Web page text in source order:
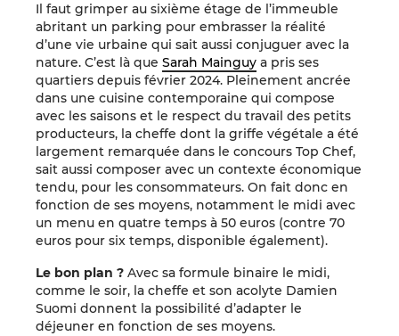
Il faut grimper au sixième étage de l’immeuble
abritant un parking pour embrasser la réalité
d’une vie urbaine qui sait aussi conjuguer avec la
nature. C’est là que Sarah Mainguy a pris ses
quartiers depuis février 2024. Pleinement ancrée
dans une cuisine contemporaine qui compose
avec les saisons et le respect du travail des petits
producteurs, la cheffe dont la griffe végétale a été
largement remarquée dans le concours Top Chef,
sait aussi composer avec un contexte économique
tendu, pour les consommateurs. On fait donc en
fonction de ses moyens, notamment le midi avec
un menu en quatre temps à 50 euros (contre 70
euros pour six temps, disponible également).
Le bon plan ? Avec sa formule binaire le midi,
comme le soir, la cheffe et son acolyte Damien
Suomi donnent la possibilité d’adapter le
déjeuner en fonction de ses moyens.